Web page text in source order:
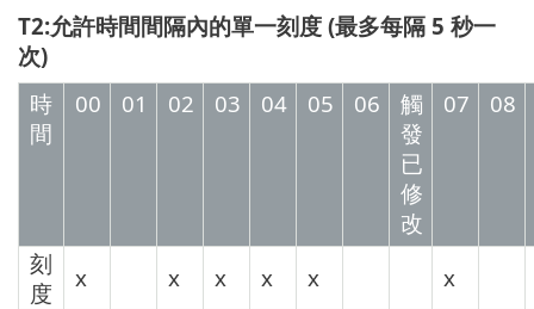
T2:允許時間間隔內的單一刻度 (最多每隔 5 秒一
次)
時
間
00 01 02 03 04 05 06
觸
發
已
修
改
07 08
刻
度
x x x x x
x